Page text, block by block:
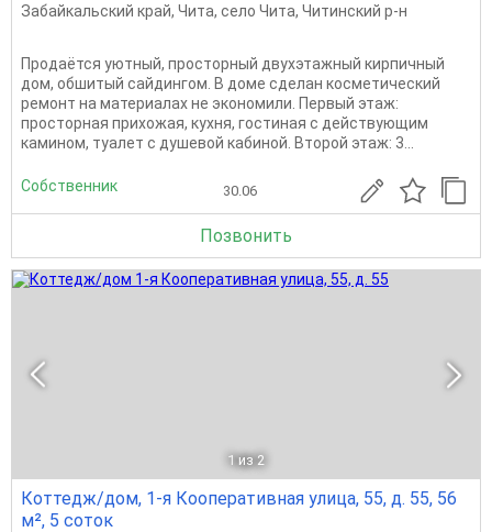
Забайкальский край, Чита, село Чита, Читинский р-н
Продаётся уютный, просторный двухэтажный кирпичный
дом, обшитый сайдингом. В доме сделан косметический
ремонт на материалах не экономили. Первый этаж:
просторная прихожая, кухня, гостиная с действующим
камином, туалет с душевой кабиной. Второй этаж: 3...
Собственник 30.06
Позвонить
1 из 2
Коттедж/дом, 1-я Кооперативная улица, 55, д. 55, 56
м², 5 соток